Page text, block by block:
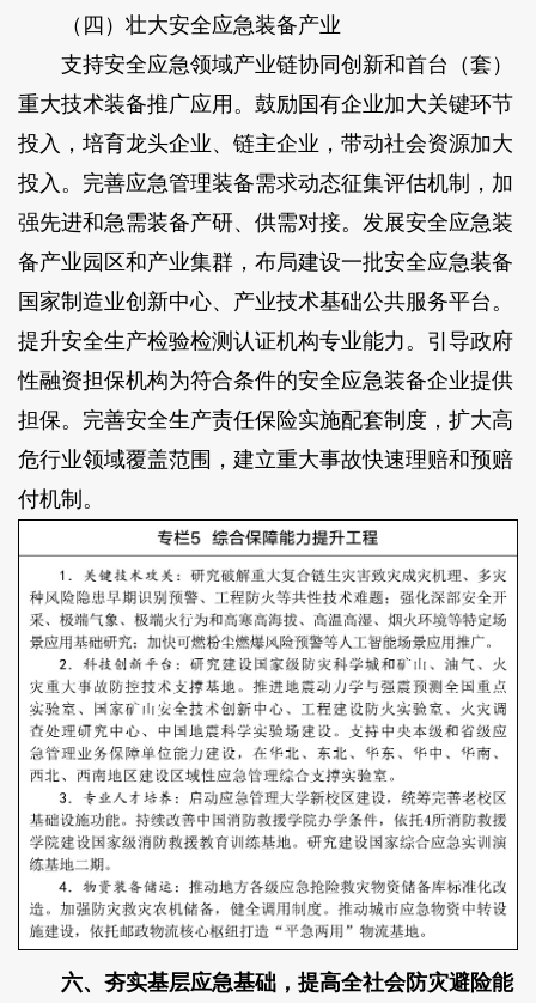
（四）壮大安全应急装备产业
支持安全应急领域产业链协同创新和首台（套）
重大技术装备推广应用。鼓励国有企业加大关键环节
投入，培育龙头企业、链主企业，带动社会资源加大
投入。完善应急管理装备需求动态征集评估机制，加
强先进和急需装备产研、供需对接。发展安全应急装
备产业园区和产业集群，布局建设一批安全应急装备
国家制造业创新中心、产业技术基础公共服务平台。
提升安全生产检验检测认证机构专业能力。引导政府
性融资担保机构为符合条件的安全应急装备企业提供
担保。完善安全生产责任保险实施配套制度，扩大高
危行业领域覆盖范围，建立重大事故快速理赔和预赔
付机制。
六、夯实基层应急基础，提高全社会防灾避险能